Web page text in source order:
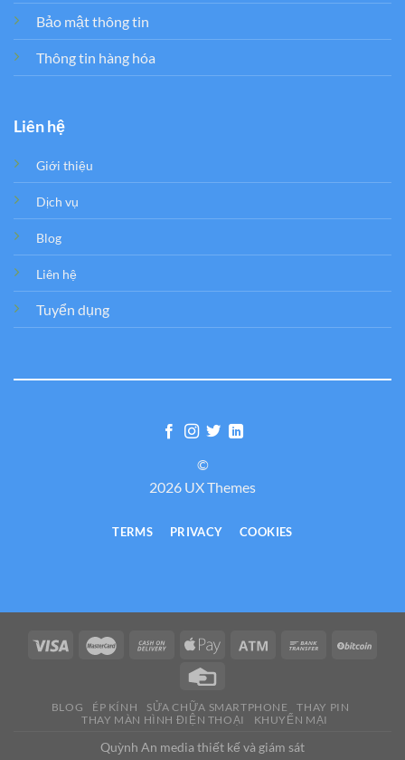
Bảo mật thông tin
Thông tin hàng hóa
Liên hệ
Giới thiệu
Dịch vụ
Blog
Liên hệ
Tuyển dụng
©
2026 UX Themes
TERMS PRIVACY COOKIES
BLOG ÉP KÍNH SỬA CHỮA SMARTPHONE
THAY PIN
THAY MÀN HÌNH ĐIỆN THOẠI
KHUYẾN MẠI
Quỳnh An media thiết kế và giám sát